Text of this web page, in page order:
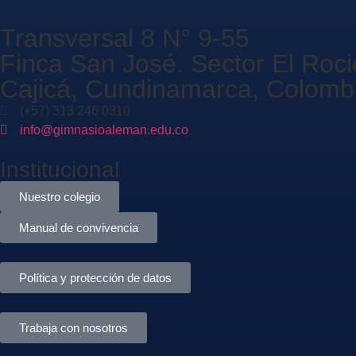
Transversal 8 N° 9-55
Finca San José. Sector El
Cajicá, Cundinamarca,
(+57) 313 246 0310
info@gimnasioaleman.edu.co
Institucional
Nuestro colegio
Manual de convivencia
Política y protección de datos
Trabaja con nosotros